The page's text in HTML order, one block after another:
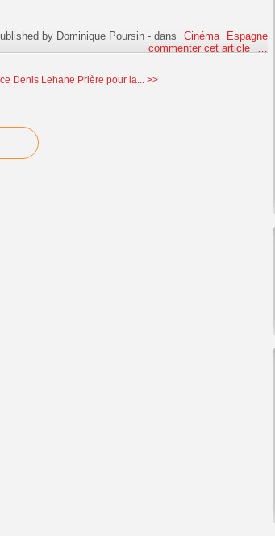
by Dominique Poursin -dans Cinéma
Espagne
commenter cet article
…
Denis Lehane Prière pour la... >>